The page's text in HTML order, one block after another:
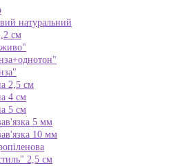
натуральний
см
2,5 см
4 см
5 см
5 мм
10 мм
2,5 см